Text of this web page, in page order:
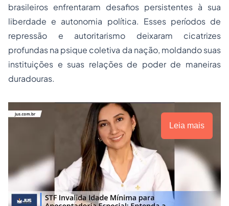
brasileiros enfrentaram desafios persistentes à sua
liberdade e autonomia política. Esses períodos de
repressão e autoritarismo deixaram cicatrizes
profundas na psique coletiva da nação, moldando suas
instituições e suas relações de poder de maneiras
duradouras.
Leia mais